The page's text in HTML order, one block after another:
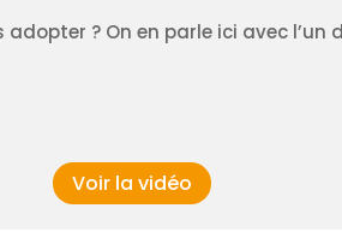
? On en parle ici avec l’un
Voir la vidéo